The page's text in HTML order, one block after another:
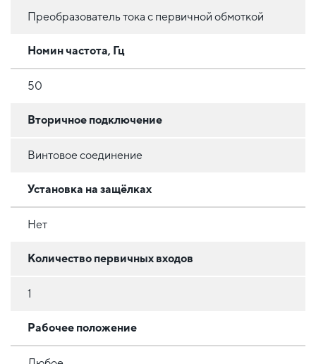
Преобразователь тока с первичной обмоткой
Номин частота, Гц
50
Вторичное подключение
Винтовое соединение
Установка на защёлках
Нет
Количество первичных входов
1
Рабочее положение